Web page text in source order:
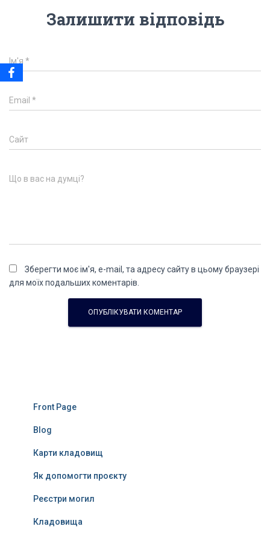
Залишити відповідь
Ім'я *
Email *
Сайт
Що в вас на думці?
Зберегти моє ім'я, e-mail, та адресу сайту в цьому браузері
для моїх подальших коментарів.
Front Page
Blog
Карти кладовищ
Як допомогти проєкту
Реєстри могил
Кладовища